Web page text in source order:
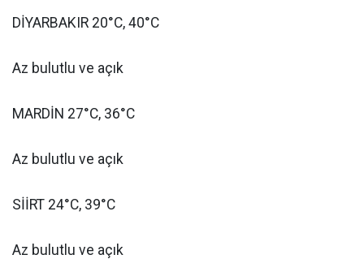
DİYARBAKIR 20°C, 40°C
Az bulutlu ve açık
MARDİN 27°C, 36°C
Az bulutlu ve açık
SİİRT 24°C, 39°C
Az bulutlu ve açık